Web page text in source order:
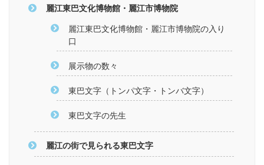
麗江東巴文化博物館・麗江市博物院
麗江東巴文化博物館・麗江市博物院の入り
口
展示物の数々
東巴文字（トンパ文字・トンバ文字）
東巴文字の先生
麗江の街で見られる東巴文字